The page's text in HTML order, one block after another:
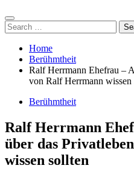
Search
for:
Home
Berühmtheit
Ralf Herrmann Ehefrau –
von Ralf Herrmann wissen
Berühmtheit
Ralf Herrmann
über das
wissen sollten